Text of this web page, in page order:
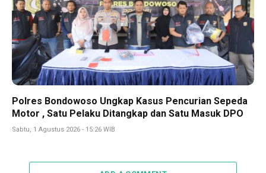
Polres Bondowoso Ungkap Kasus Pencurian Sepeda
Motor , Satu Pelaku Ditangkap dan Satu Masuk DPO
Sabtu, 1 Agustus 2026 - 15:26 WIB